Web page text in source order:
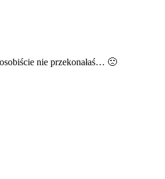
nie przekonałaś… 🙁